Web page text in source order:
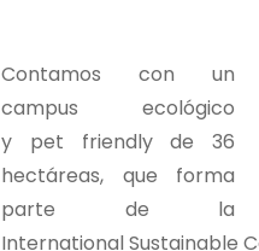
Contamos con un
campus ecológico
y pet friendlyde 36
hectáreas, que forma
parte de la
InternationalSustainable